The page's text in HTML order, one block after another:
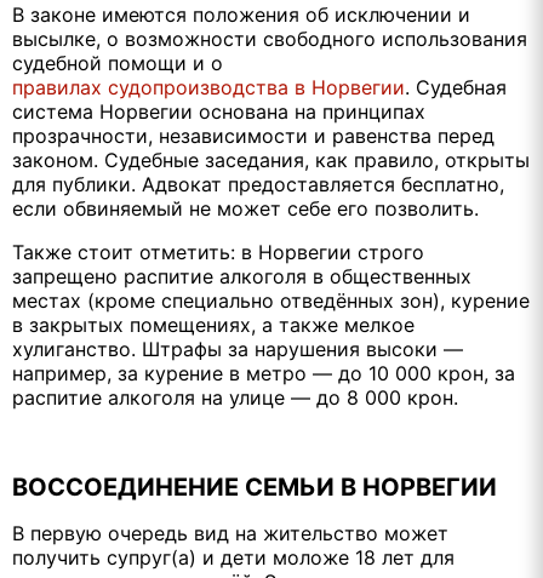
В законе имеются положения об исключении и
высылке, о возможности свободного использования
судебной помощи и о
правилах судопроизводства в Норвегии. Судебная
система Норвегии основана на принципах
прозрачности, независимости и равенства перед
законом. Судебные заседания, как правило, открыты
для публики. Адвокат предоставляется бесплатно,
если обвиняемый не может себе его позволить.
Также стоит отметить: в Норвегии строго
запрещено распитие алкоголя в общественных
местах (кроме специально отведённых зон), курение
в закрытых помещениях, а также мелкое
хулиганство. Штрафы за нарушения высоки —
например, за курение в метро — до 10 000 крон, за
распитие алкоголя на улице — до 8 000 крон.
ВОССОЕДИНЕНИЕ СЕМЬИ В НОРВЕГИИ
В первую очередь вид на жительство может
получить супруг(а) и дети моложе 18 лет для